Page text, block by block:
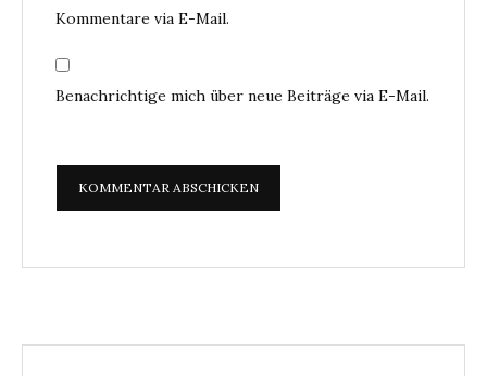
Kommentare via E-Mail.
Benachrichtige mich über neue Beiträge via E-Mail.